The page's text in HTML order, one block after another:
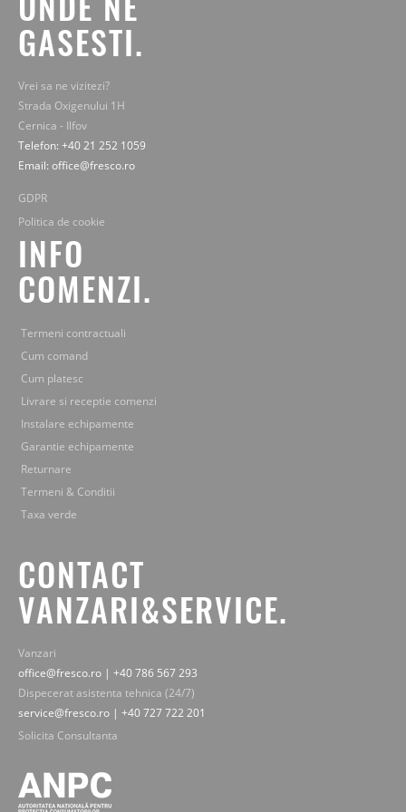
GASESTI.
Vrei sa ne vizitezi?
Strada Oxigenului 1H
Cernica - Ilfov
Telefon: +40 21 252 1059
Email: office@fresco.ro
GDPR
Politica de cookie
INFO
COMENZI.
Termeni contractuali
Cum comand
Cum platesc
Livrare si receptie comenzi
Instalare echipamente
Garantie echipamente
Returnare
Termeni & Conditii
Taxa verde
CONTACT
VANZARI&SERVICE.
Vanzari
office@fresco.ro | +40 786 567 293
Dispecerat asistenta tehnica (24/7)
service@fresco.ro | +40 727 722 201
Solicita Consultanta